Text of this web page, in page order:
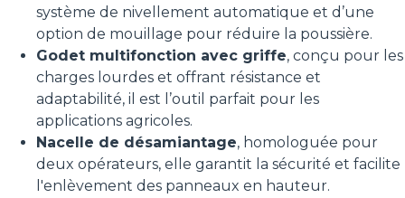
système de nivellement automatique et d’une
option de mouillage pour réduire la poussière.
Godet multifonction avec griffe, conçu pour les
charges lourdes et offrant résistance et
adaptabilité, il est l’outil parfait pour les
applications agricoles.
Nacelle de désamiantage, homologuée pour
deux opérateurs, elle garantit la sécurité et facilite
l'enlèvement des panneaux en hauteur.